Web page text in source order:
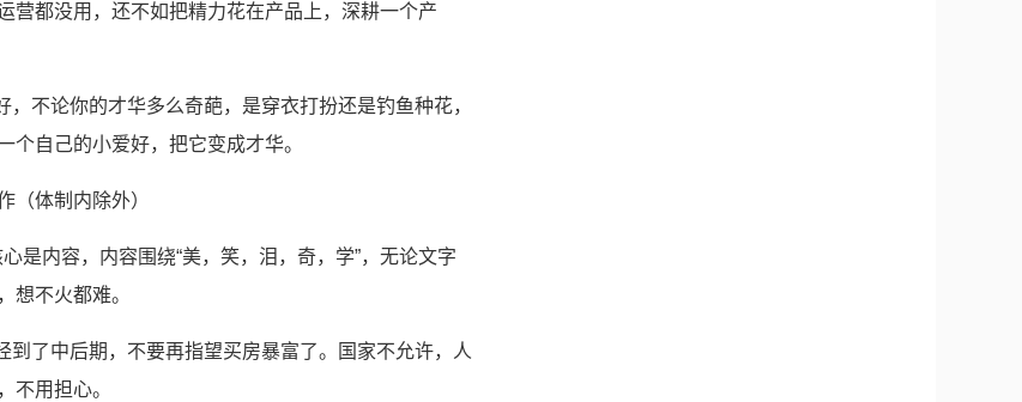
营都没用，还不如把精力花在产品上，深耕一个产
不论你的才华多么奇葩，是穿衣打扮还是钓鱼种花，
个自己的小爱好，把它变成才华。
（体制内除外）
是内容，内容围绕“美，笑，泪，奇，学”，无论文字
想不火都难。
到了中后期，不要再指望买房暴富了。国家不允许，人
不用担心。